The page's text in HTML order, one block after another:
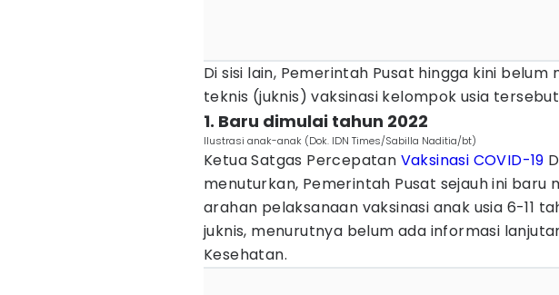
Di sisi lain, Pemerintah Pusat hingga kini
teknis (juknis) vaksinasi kelompok usia
1. Baru dimulai tahun 2022
Ilustrasi anak-anak (Dok. IDN Times/Sabilla Naditia/bt)
Ketua Satgas Percepatan Vaksinasi COVID-19
menuturkan, Pemerintah Pusat sejauh ini baru
arahan pelaksanaan vaksinasi anak usia 6-11
juknis, menurutnya belum ada informasi
Kesehatan.